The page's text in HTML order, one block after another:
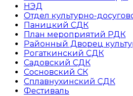
НЭД
Отдел культурно-
Паницкий СДК
План мероприятий РДК
Районный Дворец
Рогаткинский СДК
Садовский СДК
Сосновский СК
Сплавнухинский СДК
Фестиваль